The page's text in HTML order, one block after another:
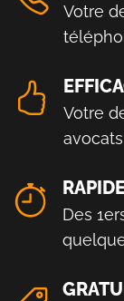
Votre
Votre
Des